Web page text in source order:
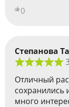
0
Степанова
Отличный
сохранились
много